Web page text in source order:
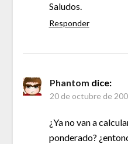
Saludos.
Responder
Phantom dice:
20 de octubre de
¿Ya no van a
ponderado?